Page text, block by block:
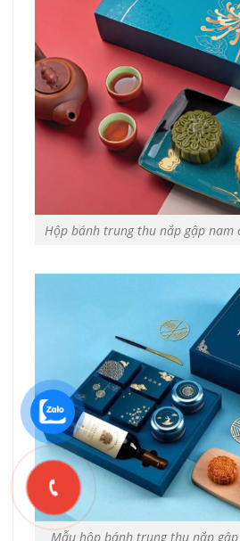
Hộp bánh trung thu nắp gập nam
Mẫu hộp bánh trung thu nắp